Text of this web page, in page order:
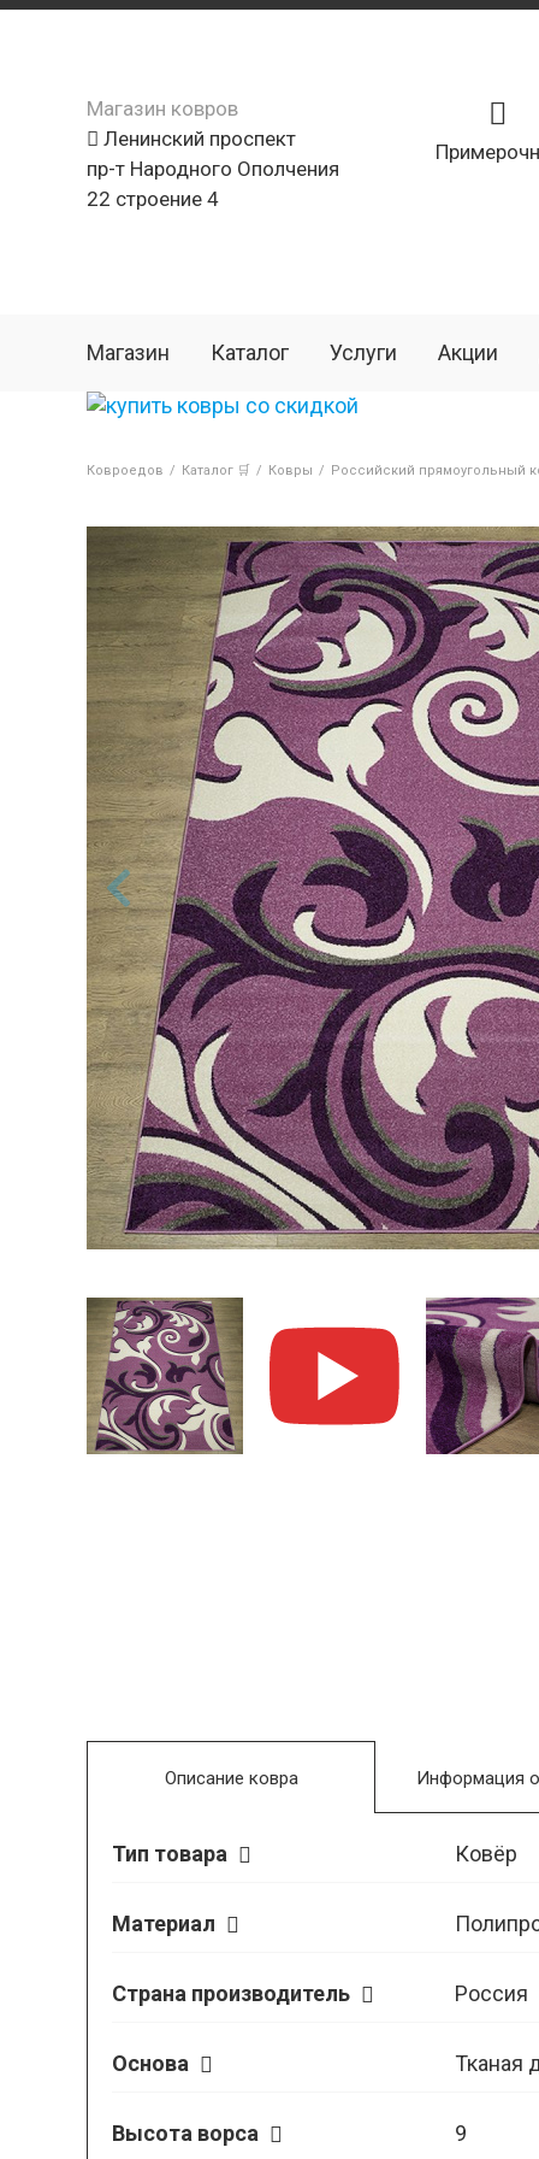
Магазин ковров
Ленинский проспект
пр-т Народного Ополчения
22 строение 4
Магазин Каталог Услуги Акции
Ковроедов / Каталог 🛒 / Ковры / Российский прямоугольный
Описание ковра
Тип товара Ковёр
Материал
Страна производитель Россия
Основа Тканая
Высота ворса 9
Информация